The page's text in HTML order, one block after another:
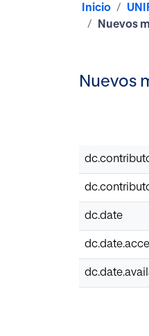
Inicio
Nuevos
Nuevos
dc.date